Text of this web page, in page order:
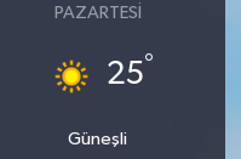
PAZARTESI
25°
Güneşli